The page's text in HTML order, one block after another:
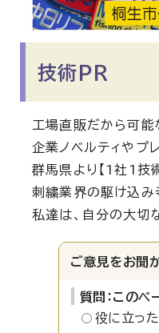
技術PR
工場直販だから可能
企業ノベルティやプ
群馬県より【1社1技
刺繍業界の駆け込み
私達は、自分の大切
ご意見をお聞
質問：このペ
役に立っ